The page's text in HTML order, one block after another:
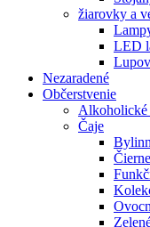
žiarovky a
LED
Nezaradené
Občerstvenie
Alkoholické
Čaje